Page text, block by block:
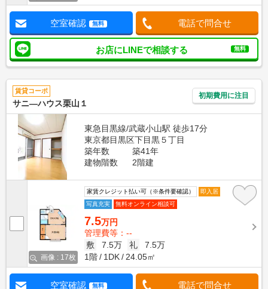
空室確認 無料 電話で問合せ
お店にLINEで相談する 無料
賃貸コーポ
サニ―ハウス栗山１
初期費用に注目
東急目黒線/武蔵小山駅 徒歩17分
東京都目黒区下目黒５丁目
築年数
築41年
建物階数
2階建
画像 : 17枚
家賃クレジット払い可（※条件要確認）
即入居
写真充実
無料オンライン相談可
7.5万円
管理費等：--
敷
7.5万 礼
7.5万
1階
1DK 24.05㎡
空室確認 無料 電話で問合せ